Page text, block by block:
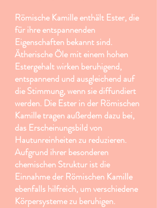
Römische Kamille enthält Ester, die
für ihre entspannenden
Eigenschaften bekannt sind.
Ätherische Öle mit einem hohen
Estergehalt wirken beruhigend,
entspannend und ausgleichend auf
die Stimmung, wenn sie diffundiert
werden. Die Ester in der Römischen
Kamille tragen außerdem dazu bei,
das Erscheinungsbild von
Hautunreinheiten zu reduzieren.
Aufgrund ihrer besonderen
chemischen Struktur ist die
Einnahme der Römischen Kamille
ebenfalls hilfreich, um verschiedene
Körpersysteme zu beruhigen.